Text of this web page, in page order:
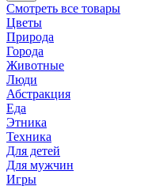
Смотреть все товары
Цветы
Природа
Города
Животные
Люди
Абстракция
Еда
Этника
Техника
Для детей
Для мужчин
Игры